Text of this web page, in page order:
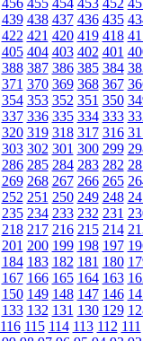
456 455 454 453 452
439 438 437 436 435
422 421 420 419 418
405 404 403 402 401
388 387 386 385 384
371 370 369 368 367
354 353 352 351 350
337 336 335 334 333
320 319 318 317 316
303 302 301 300 299
286 285 284 283 282
269 268 267 266 265
252 251 250 249 248
235 234 233 232 231
218 217 216 215 214
201 200 199 198 197
184 183 182 181 180
167 166 165 164 163
150 149 148 147 146
133 132 131 130 129
116 115 114 113 112 111